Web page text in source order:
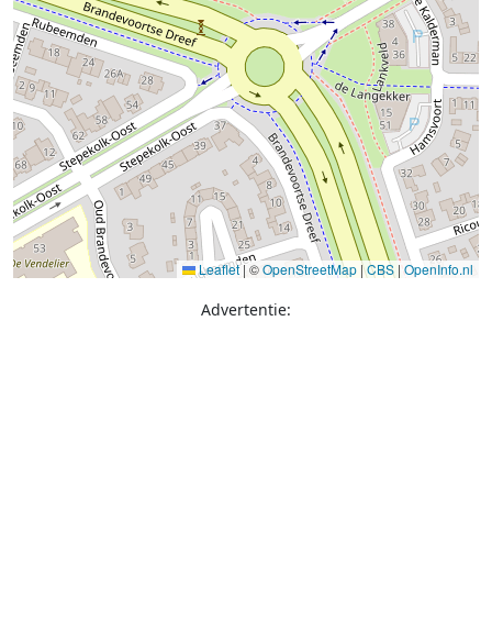
Leaflet|©OpenStreetMap |CBS |OpenInfo.nl
Advertentie: